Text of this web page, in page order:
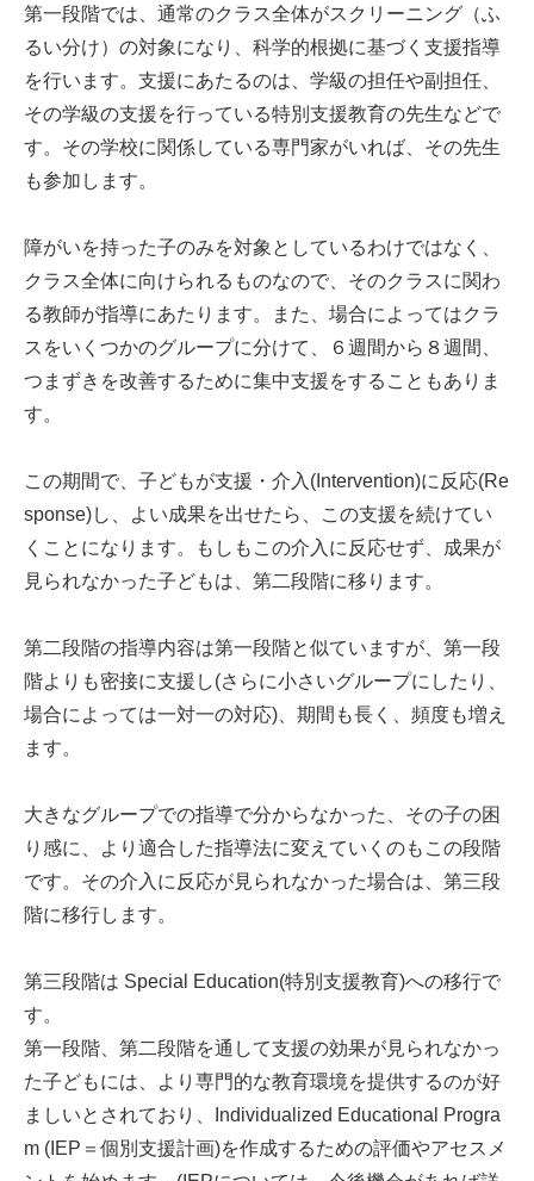
第一段階では、通常のクラス全体がスクリーニング（ふ
るい分け）の対象になり、科学的根拠に基づく支援指導
を行います。支援にあたるのは、学級の担任や副担任、
その学級の支援を行っている特別支援教育の先生などで
す。その学校に関係している専門家がいれば、その先生
も参加します。
障がいを持った子のみを対象としているわけではなく、
クラス全体に向けられるものなので、そのクラスに関わ
る教師が指導にあたります。また、場合によってはクラ
スをいくつかのグループに分けて、６週間から８週間、
つまずきを改善するために集中支援をすることもありま
す。
この期間で、子どもが支援・介入(Intervention)に反応(Re
sponse)し、よい成果を出せたら、この支援を続けてい
くことになります。もしもこの介入に反応せず、成果が
見られなかった子どもは、第二段階に移ります。
第二段階の指導内容は第一段階と似ていますが、第一段
階よりも密接に支援し(さらに小さいグループにしたり、
場合によっては一対一の対応)、期間も長く、頻度も増え
ます。
大きなグループでの指導で分からなかった、その子の困
り感に、より適合した指導法に変えていくのもこの段階
です。その介入に反応が見られなかった場合は、第三段
階に移行します。
第三段階は Special Education(特別支援教育)への移行で
す。
第一段階、第二段階を通して支援の効果が見られなかっ
た子どもには、より専門的な教育環境を提供するのが好
ましいとされており、Individualized Educational Progra
m (IEP＝個別支援計画)を作成するための評価やアセスメ